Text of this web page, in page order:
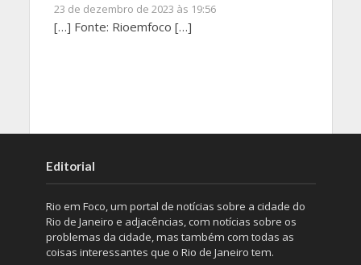
23 de dezembro de 2023 às 19:56
[…] Fonte: Rioemfoco […]
Editorial
Rio em Foco, um portal de notícias sobre a cidade do
Rio de Janeiro e adjacências, com notícias sobre os
problemas da cidade, mas também com todas as
coisas interessantes que o Rio de Janeiro tem.